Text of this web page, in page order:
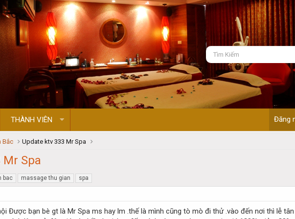
THÀNH VIÊN Đăng
Bắc Update ktv 333 Mr Spa
Mr Spa
bac massage thu gian spa
Được bạn bè gt là Mr Spa ms hay lm .thế là mình cũng tò mò đi thử .vào đến nơi thì lễ